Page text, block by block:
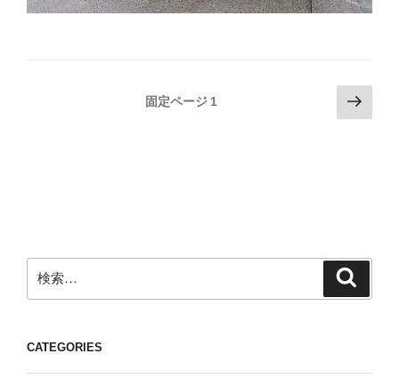
り
固定ページ 1
次
の
索:
CATEGORIES